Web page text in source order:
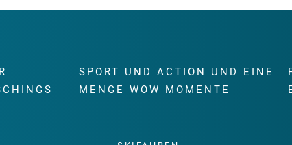
SPORT UND ACTION UND EINE
MENGE WOW MOMENTE